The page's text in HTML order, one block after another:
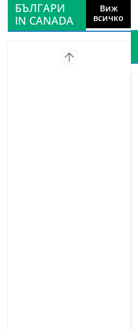
БЪЛГАРИ
IN CANADA
Виж
всичко